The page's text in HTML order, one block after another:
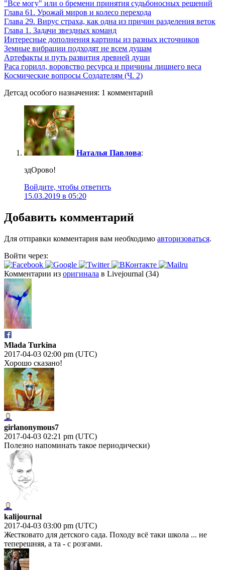
"Все могу" или о бремени принятия судьбоносных решений
Глава 61. Урожай миров и колесо перехода
Глава 29. Вирус страха, как одна из причин разделения веток
Глава 1. Задачи звездных команд
Интересные дополнения картины из разных источников
Земные вибрации подходят не всем душам
Артефакты и путь развития древней души
Раса горилл, воровство ресурса и причины лишнего веса
Космические вопросы Создателям (Ч. 2)
Детсад особого назначения: 1 комментарий
Наталья Павлова:
здОрово!
Войдите, чтобы ответить
15.03.2019 в 05:20
Добавить комментарий
Для отправки комментария вам необходимо авторизоваться.
Войти через:
Комментарии из оригинала в Livejournal (34)
Mlada Turkina
2017-04-03 02:00 pm (UTC)
Хорошо сказано!
girlanonymous7
2017-04-03 02:21 pm (UTC)
Полезно напоминать такое периодически)
kalijournal
2017-04-03 03:00 pm (UTC)
Жестковато для детского сада. Походу всё таки школа ... не
теперешняя, а та - с розгами.